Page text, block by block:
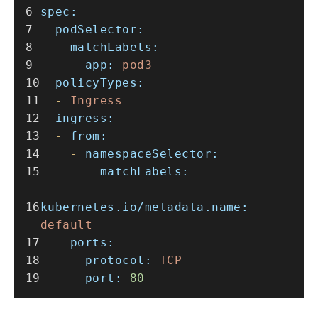
spec:
podSelector:
matchLabels:
app:
pod3
policyTypes:
-
Ingress
ingress:
-
from:
-
namespaceSelector:
matchLabels:
kubernetes.io/metadata.name:
default
ports:
-
protocol:
TCP
port:
80